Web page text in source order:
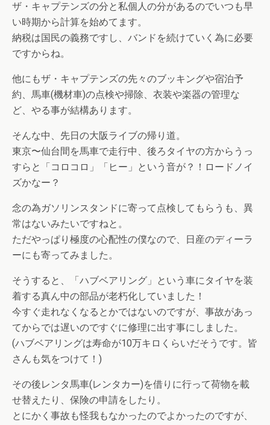
ザ・キャプテンズの分と私個人の分があるのでいつも早
い時期から計算を始めてます。
納税は国民の義務ですし、バンドを続けていく為に必要
ですからね。
他にもザ・キャプテンズの先々のブッキングや宿泊予
約、馬車(機材車)の点検や掃除、衣装や楽器の管理な
ど、やる事が結構あります。
そんな中、先日の大阪ライブの帰り道。
東京〜仙台間を馬車で走行中、後ろタイヤの方からうっ
すらと「コロコロ」「ヒー」という音が？！ロードノイ
ズかなー？
念の為ガソリンスタンドに寄って点検してもらうも、異
常はないみたいですねと。
ただやっぱり極度の心配性の僕なので、日産のディーラ
ーにも寄ってみました。
そうすると、「ハブベアリング」という車にタイヤを装
着する真ん中の部品が老朽化していました！
今すぐ走れなくなるとかではないのですが、事故があっ
てからでは遅いのですぐに修理に出す事にしました。
(ハブベアリングは寿命が10万キロくらいだそうです。皆
さんも気をつけて！)
その後レンタ馬車(レンタカー)を借りに行って荷物を載
せ替えたり、保険の申請をしたり。
とにかく事故も怪我もなかったのでよかったのですが、